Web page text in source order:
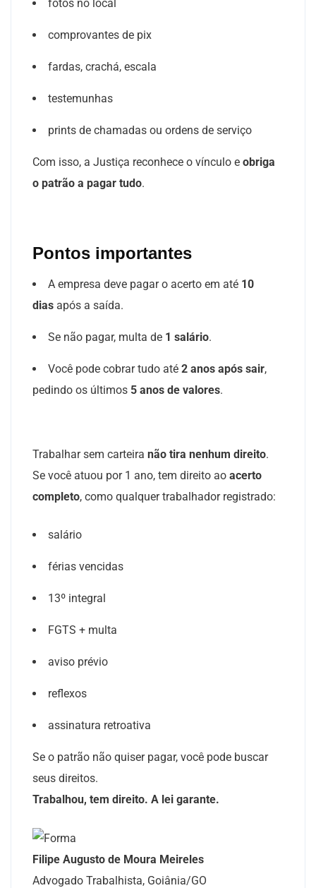
fotos no local
comprovantes de pix
fardas, crachá, escala
testemunhas
prints de chamadas ou ordens de serviço
Com isso, a Justiça reconhece o vínculo e obriga
o patrão a pagar tudo.
Pontos importantes
A empresa deve pagar o acerto em até 10
dias após a saída.
Se não pagar, multa de 1 salário.
Você pode cobrar tudo até 2 anos após sair,
pedindo os últimos 5 anos de valores.
Trabalhar sem carteira não tira nenhum direito.
Se você atuou por 1 ano, tem direito ao acerto
completo, como qualquer trabalhador registrado:
salário
férias vencidas
13º integral
FGTS + multa
aviso prévio
reflexos
assinatura retroativa
Se o patrão não quiser pagar, você pode buscar
seus direitos.
Trabalhou, tem direito. A lei garante.
Filipe Augusto de Moura Meireles
Advogado Trabalhista, Goiânia/GO